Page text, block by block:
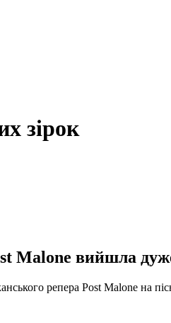
зірок
Malone вийшла
репера Post Malone